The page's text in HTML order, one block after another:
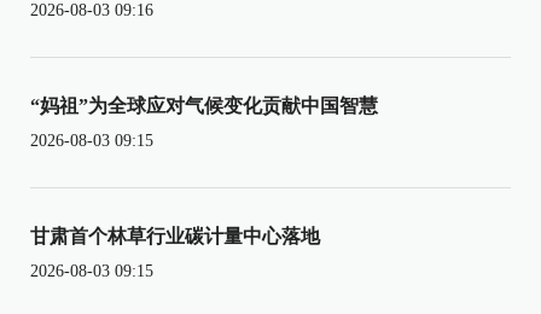
2026-08-03 09:16
“妈祖”为全球应对气候变化贡献中国智慧
2026-08-03 09:15
甘肃首个林草行业碳计量中心落地
2026-08-03 09:15